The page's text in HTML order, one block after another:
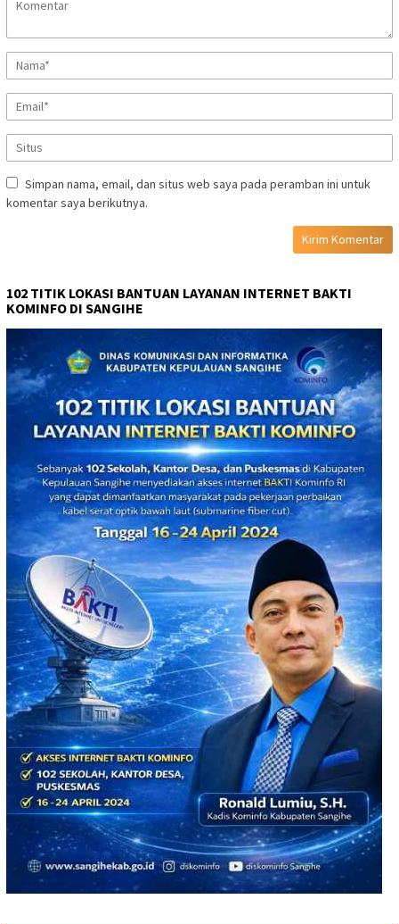
Simpan nama, email, dan situs web saya pada peramban ini untuk
komentar saya berikutnya.
102 TITIK LOKASI BANTUAN LAYANAN INTERNET BAKTI
KOMINFO DI SANGIHE